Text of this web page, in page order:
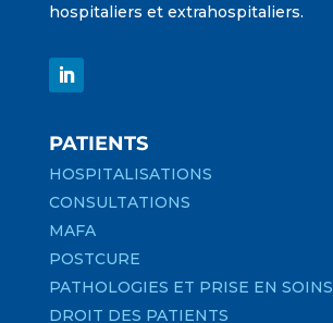
hospitaliers et extrahospitaliers.
PATIENTS
HOSPITALISATIONS
CONSULTATIONS
MAFA
POSTCURE
PATHOLOGIES ET PRISE EN SOINS
DROIT DES PATIENTS